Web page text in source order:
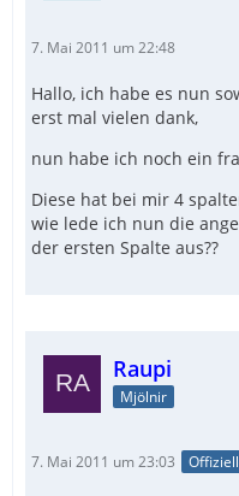
7. Mai 2011 um 22:48
Hallo, ich habe es nun
erst mal vielen dank,
nun habe ich noch ein
Diese hat bei mir 4
wie lede ich nun die
der ersten Spalte aus??
Raupi
Mjölnir
7. Mai 2011 um 23:03